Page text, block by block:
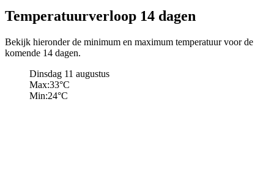
Temperatuurverloop 14 dagen
Bekijk hieronder de minimum en maximum temperatuur voor de
komende 14 dagen.
Dinsdag 11 augustus
Max:33°C
Min:24°C